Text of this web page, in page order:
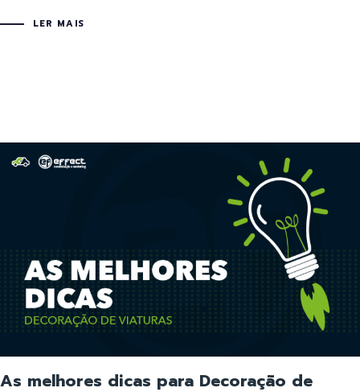
LER MAIS
As melhores dicas para Decoração de